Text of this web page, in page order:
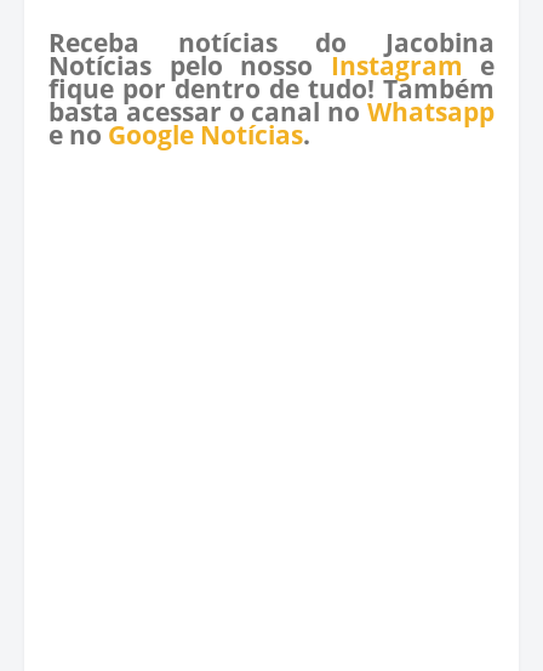
Receba notícias do Jacobina
Notícias pelo nosso Instagram e
fique por dentro de tudo! Também
basta acessar o canal no Whatsapp
e no Google Notícias.